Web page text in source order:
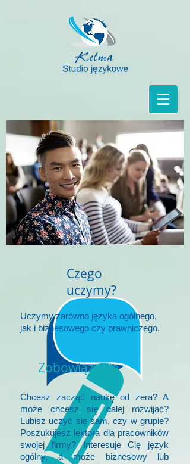
Czego
uczymy?
Uczymy zarówno języka ogólnego,
jak i biznesowego czy prawniczego.
Zobowiązanie
Chcesz zacząć naukę od zera? A
może chcesz się dalej rozwijać?
Lubisz uczyć się sam, czy w grupie?
Poszukujesz lektora dla pracowników
swojej firmy? Interesuje Cię język
ogólny, a może biznesowy lub